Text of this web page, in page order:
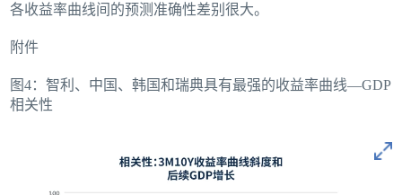
各收益率曲线间的预测准确性差别很大。
附件
图4：智利、中国、韩国和瑞典具有最强的收益率曲线—GDP
相关性